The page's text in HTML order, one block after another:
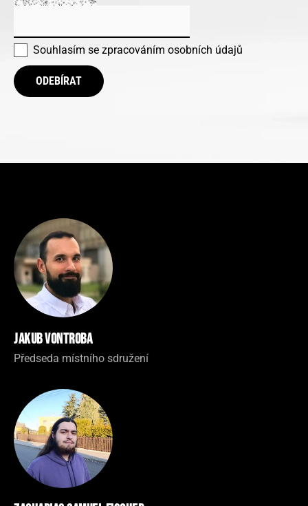
Souhlasím se zpracováním osobních údajů
ODEBÍRAT
Jakub Vontroba
Předseda místního sdružení